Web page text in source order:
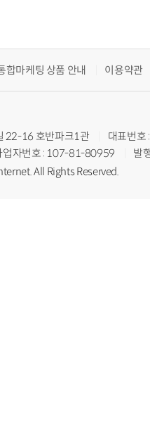
합마케팅 상품 안내 이용약관
22-16 호반파크1관
대표번
업자번호 : 107-81-80959
발
All Rights Reserved.